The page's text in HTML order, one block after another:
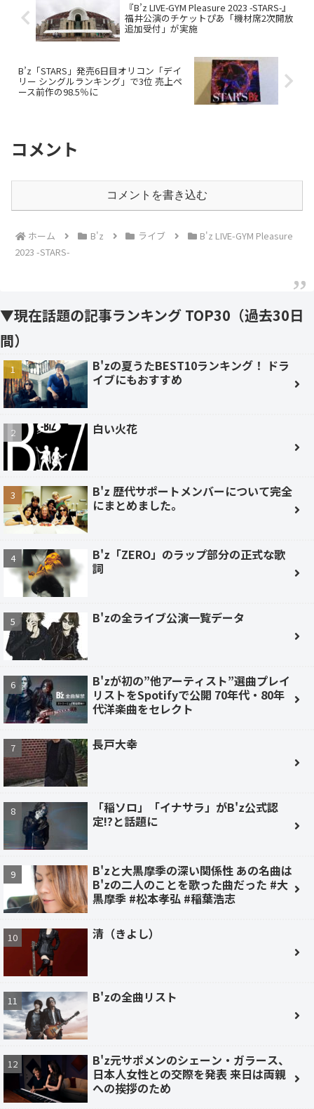
『B’z LIVE-GYM Pleasure 2023 -STARS-』
福井公演のチケットぴあ「機材席2次開放
追加受付」が実施
B’z「STARS」発売6日目オリコン「デイ
リー シングルランキング」で3位 売上ペ
ース前作の98.5％に
コメント
コメントを書き込む
ホーム B'z ライブ
B'z LIVE-GYM Pleasure
2023 -STARS-
▼現在話題の記事ランキング TOP30（過去30日
間）
B'zの夏うたBEST10ランキング！ ドラ
イブにもおすすめ
白い火花
B'z 歴代サポートメンバーについて完全
にまとめました。
B'z「ZERO」のラップ部分の正式な歌
詞
B'zの全ライブ公演一覧データ
B'zが初の”他アーティスト”選曲プレイ
リストをSpotifyで公開 70年代・80年
代洋楽曲をセレクト
長戸大幸
「稲ソロ」「イナサラ」がB'z公式認
定!?と話題に
B'zと大黒摩季の深い関係性 あの名曲は
B'zの二人のことを歌った曲だった #大
黒摩季 #松本孝弘 #稲葉浩志
清（きよし）
B'zの全曲リスト
B'z元サポメンのシェーン・ガラース、
日本人女性との交際を発表 来日は両親
への挨拶のため